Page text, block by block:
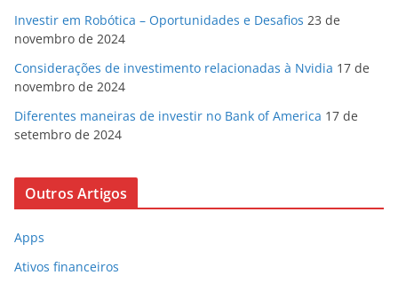
Investir em Robótica – Oportunidades e Desafios 23 de
novembro de 2024
Considerações de investimento relacionadas à Nvidia 17 de
novembro de 2024
Diferentes maneiras de investir no Bank of America 17 de
setembro de 2024
Outros Artigos
Apps
Ativos financeiros